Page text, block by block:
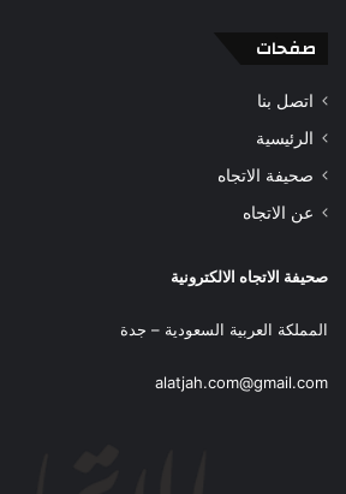
صفحات
اتصل بنا
الرئيسية
صحيفة الاتجاه
عن الاتجاه
صحيفة الاتجاه الالكترونية
المملكة العربية السعودية – جدة
alatjah.com@gmail.com